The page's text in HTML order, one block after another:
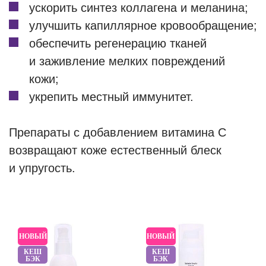
ускорить синтез коллагена и меланина;
улучшить капиллярное кровообращение;
обеспечить регенерацию тканей
и заживление мелких повреждений
кожи;
укрепить местный иммунитет.
Препараты с добавлением витамина C
возвращают коже естественный блеск
и упругость.
НОВЫЙ
КЕШ
БЭК
НОВЫЙ
КЕШ
БЭК